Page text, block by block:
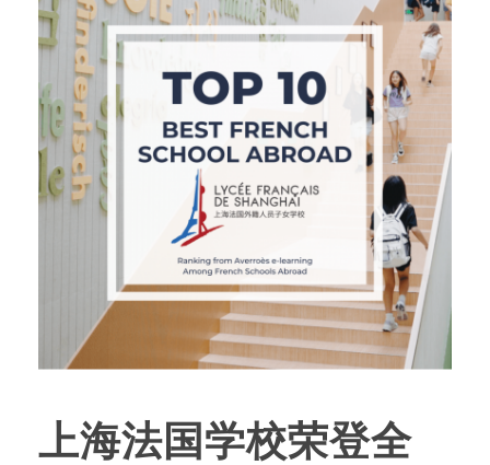
上海法国学校荣登全